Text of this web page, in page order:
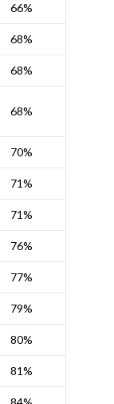
66%
68%
68%
68%
70%
71%
71%
76%
77%
79%
80%
81%